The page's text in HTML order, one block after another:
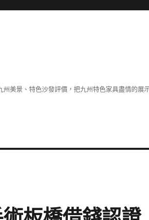
美景、特色沙發評價，把九州特色家具盡情的展